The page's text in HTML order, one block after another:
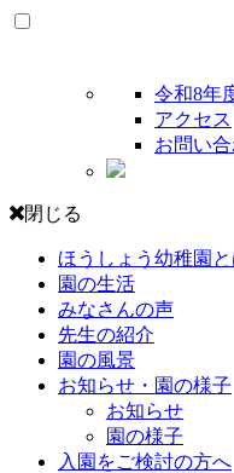
令和8年
アクセス
お問い
閉じる
ほうしょう幼稚園と
園の生活
みなさんの声
先生の紹介
園の風景
お知らせ・園の様子
お知らせ
園の様子
入園をご検討の方へ